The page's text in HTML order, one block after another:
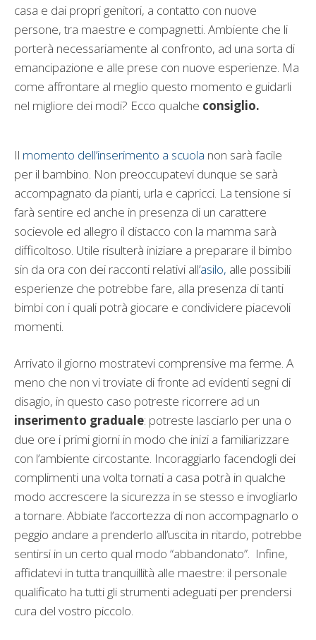
casa e dai propri genitori, a contatto con nuove
persone, tra maestre e compagnetti. Ambiente che li
porterà necessariamente al confronto, ad una sorta di
emancipazione e alle prese con nuove esperienze. Ma
come affrontare al meglio questo momento e guidarli
nel migliore dei modi? Ecco qualche consiglio.
Il momento dell’inserimento a scuola non sarà facile
per il bambino. Non preoccupatevi dunque se sarà
accompagnato da pianti, urla e capricci. La tensione si
farà sentire ed anche in presenza di un carattere
socievole ed allegro il distacco con la mamma sarà
difficoltoso. Utile risulterà iniziare a preparare il bimbo
sin da ora con dei racconti relativi all’asilo, alle possibili
esperienze che potrebbe fare, alla presenza di tanti
bimbi con i quali potrà giocare e condividere piacevoli
momenti.
Arrivato il giorno mostratevi comprensive ma ferme. A
meno che non vi troviate di fronte ad evidenti segni di
disagio, in questo caso potreste ricorrere ad un
inserimento graduale: potreste lasciarlo per una o
due ore i primi giorni in modo che inizi a familiarizzare
con l’ambiente circostante. Incoraggiarlo facendogli dei
complimenti una volta tornati a casa potrà in qualche
modo accrescere la sicurezza in se stesso e invogliarlo
a tornare. Abbiate l’accortezza di non accompagnarlo o
peggio andare a prenderlo all’uscita in ritardo, potrebbe
sentirsi in un certo qual modo “abbandonato”. Infine,
affidatevi in tutta tranquillità alle maestre: il personale
qualificato ha tutti gli strumenti adeguati per prendersi
cura del vostro piccolo.